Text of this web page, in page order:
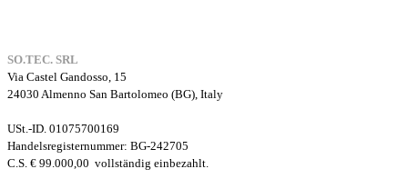
SO.TEC. SRL
Via Castel Gandosso, 15
24030 Almenno San Bartolomeo (BG), Italy
USt.-ID. 01075700169
Handelsregisternummer: BG-242705
C.S. € 99.000,00 vollständig einbezahlt.